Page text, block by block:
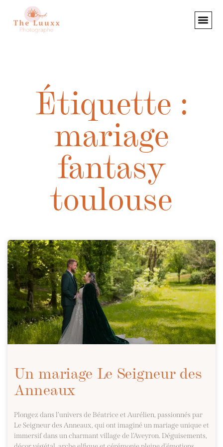
Étiquette :
mariage
fantasy
toulouse
Un mariage Le Seigneur des
Anneaux
Plongez dans l’univers de Béatrice et Aurélien, passionnés par
Le Seigneur des Anneaux, qui ont imaginé un mariage unique et
immersif dans un charmant village de l’Aveyron. Déguisements,